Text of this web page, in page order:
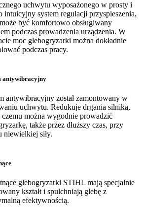
uchwytu wyposażonego w prosty i
intuicyjny system regulacji przyspieszenia,
być komfortowo obsługiwany
podczas prowadzenia urządzenia. W
moc glebogryzarki można dokładnie
podczas pracy.
antywibracyjny
antywibracyjny został zamontowany w
uchwytu. Redukuje drgania silnika,
można wygodnie prowadzić
także przez dłuższy czas, przy
niewielkiej siły.
glebogryzarki STIHL mają specjalnie
kształt i spulchniają glebę z
efektywnością.